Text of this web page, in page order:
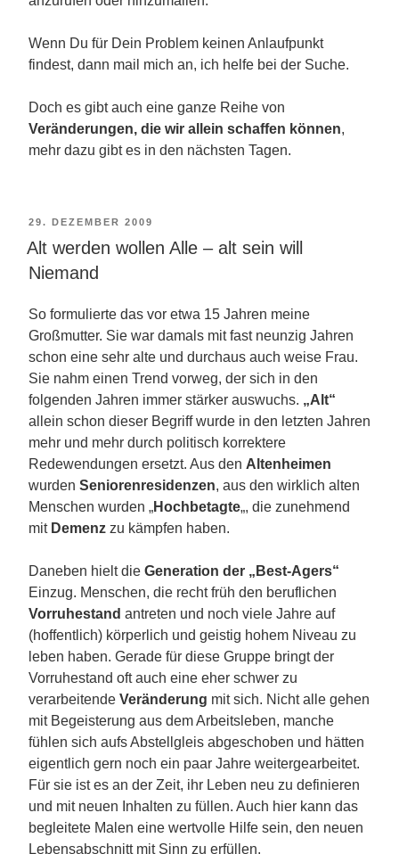
Wenn Du für Dein Problem keinen Anlaufpunkt
findest, dann mail mich an, ich helfe bei der Suche.
Doch es gibt auch eine ganze Reihe von
Veränderungen, die wir allein schaffen können,
mehr dazu gibt es in den nächsten Tagen.
VERÖFFENTLICHT
AM
29. DEZEMBER 2009
Alt werden wollen Alle – alt sein will
Niemand
So formulierte das vor etwa 15 Jahren meine
Großmutter. Sie war damals mit fast neunzig Jahren
schon eine sehr alte und durchaus auch weise Frau.
Sie nahm einen Trend vorweg, der sich in den
folgenden Jahren immer stärker auswuchs. „Alt“
allein schon dieser Begriff wurde in den letzten Jahren
mehr und mehr durch politisch korrektere
Redewendungen ersetzt. Aus den Altenheimen
wurden Seniorenresidenzen, aus den wirklich alten
Menschen wurden „Hochbetagte„, die zunehmend
mit Demenz zu kämpfen haben.
Daneben hielt die Generation der „Best-Agers“
Einzug. Menschen, die recht früh den beruflichen
Vorruhestand antreten und noch viele Jahre auf
(hoffentlich) körperlich und geistig hohem Niveau zu
leben haben. Gerade für diese Gruppe bringt der
Vorruhestand oft auch eine eher schwer zu
verarbeitende Veränderung mit sich. Nicht alle gehen
mit Begeisterung aus dem Arbeitsleben, manche
fühlen sich aufs Abstellgleis abgeschoben und hätten
eigentlich gern noch ein paar Jahre weitergearbeitet.
Für sie ist es an der Zeit, ihr Leben neu zu definieren
und mit neuen Inhalten zu füllen. Auch hier kann das
begleitete Malen eine wertvolle Hilfe sein, den neuen
Lebensabschnitt mit Sinn zu erfüllen.